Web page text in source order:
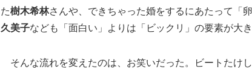
た樹木希林さんや、できちゃった婚をするにあたって「
久美子なども「面白い」よりは「ビックリ」の要素が大き
そんな流れを変えたのは、お笑いだった。ビートたけ